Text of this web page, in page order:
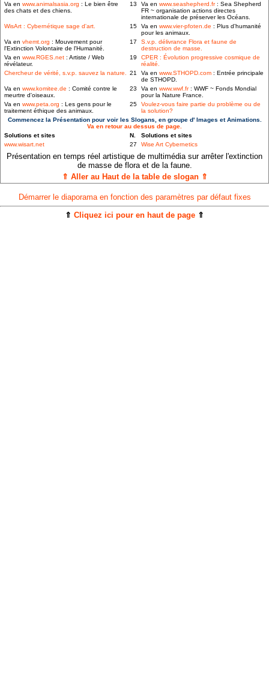
Va en www.animalsasia.org : Le bien être
des chats et des chiens.
13 Va en www.seashepherd.fr: Sea Shepherd
FR ~ organisation actions directes
internationale de préserver les Océans.
WisArt : Cybernétique sage d'art.
15 Va en www.vier-pfoten.de : Plus d'humanité
pour les animaux.
Va en vhemt.org : Mouvement pour
l'Extinction Volontaire de l'Humanité.
17
S.v.p. délivrance Flora et faune de
destruction de masse.
Va en www.RGES.net : Artiste / Web
révélateur.
19
CPER : Évolution progressive cosmique de
réalité.
Chercheur de vérité, s.v.p. sauvez la nature. 21 Va en www.STHOPD.com : Entrée principale
de STHOPD.
Va en www.komitee.de : Comité contre le
meurtre d'oiseaux.
23 Va en www.wwf.fr: WWF ~ Fonds Mondial
pour la Nature France.
Va en www.peta.org : Les gens pour le
traitement éthique des animaux.
25
Voulez-vous faire partie du problème ou de
la solution?
Commencez la Présentation pour voir les Slogans, en groupe d' Images et Animations.
Va en retour au dessus de page.
Solutions et sites
N.
Solutions et sites
www.wisart.net
27 Wise Art Cybernetics
Présentation en temps réel artistique de multimédia sur arrêter l'extinction
de masse de flora et de la faune.
⇑ Aller au Haut de la table de slogan ⇑
Démarrer le diaporama en fonction des paramètres par défaut fixes
⇑ Cliquez ici pour en haut de page ⇑